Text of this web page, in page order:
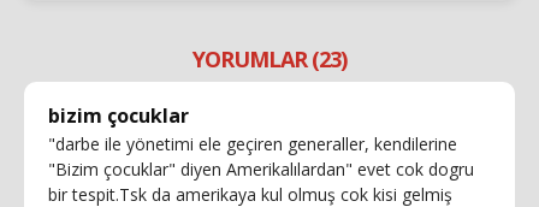
YORUMLAR (23)
bizim çocuklar
"darbe ile yönetimi ele geçiren generaller, kendilerine
"Bizim çocuklar" diyen Amerikalılardan" evet cok dogru
bir tespit.Tsk da amerikaya kul olmuş cok kisi gelmiş